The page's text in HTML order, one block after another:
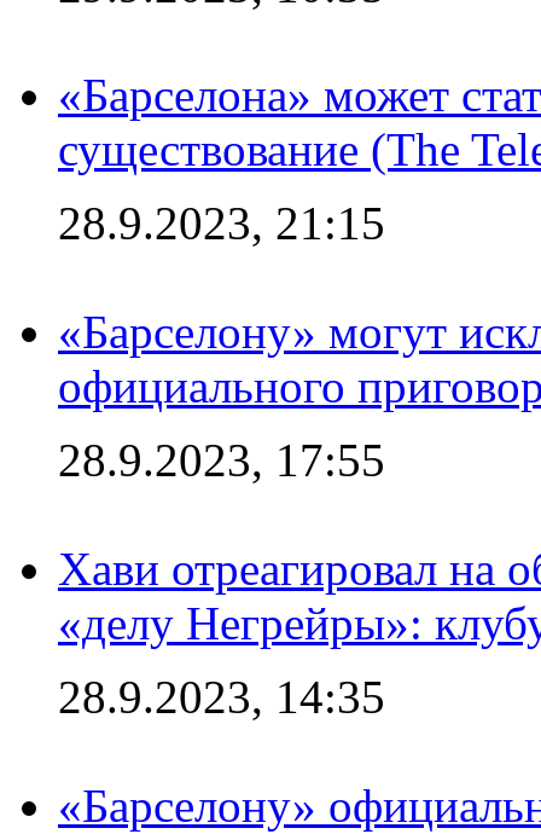
«Барселона» может
существование (The
28.9.2023, 21:15
«Барселону» могут
официального
28.9.2023, 17:55
Хави отреагировал на
«делу Негрейры»:
28.9.2023, 14:35
«Барселону»